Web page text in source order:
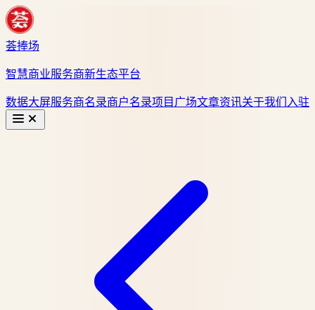
荟捧场
智慧商业服务商新生态平台
数据大屏服务商名录商户名录项目广场文章资讯关于我们 入驻